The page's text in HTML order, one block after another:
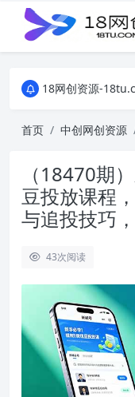
18网创资源-18tu.com，副业教程，创业
首页
中创网创资源
（18470期
豆投放课程
与追投技巧
43次阅读